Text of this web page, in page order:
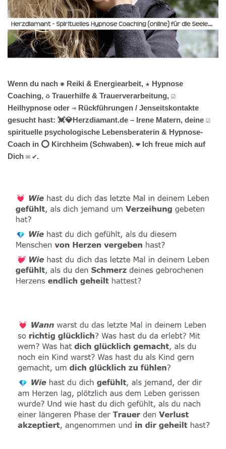
Wenn du nach ✺ Reiki & Energiearbeit, ★ Hypnose
Coaching, ♻ Trauerhilfe & Trauerverarbeitung, ☑️
Heilhypnose oder ⇒ Rückführungen / Jenseitskontakte
gesucht hast: 💓️💎Herzdiamant.de – Irene Matern, deine ☑️
spirituelle psychologische Lebensberaterin & Hypnose-
Coach in ⭕ Kirchheim (Schwaben). ❤ Ich freue mich auf
Dich ✉ ✔.